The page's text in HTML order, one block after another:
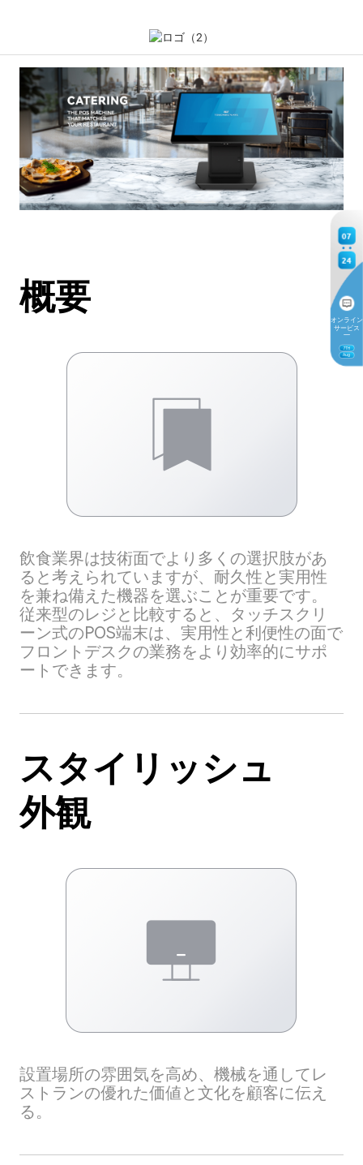
概要
飲食業界は技術面でより多くの選択肢があ
ると考えられていますが、耐久性と実用性
を兼ね備えた機器を選ぶことが重要です。
従来型のレジと比較すると、タッチスクリ
ーン式のPOS端末は、実用性と利便性の面で
フロントデスクの業務をより効率的にサポ
ートできます。
スタイリッシュ
外観
設置場所の雰囲気を高め、機械を通してレ
ストランの優れた価値と文化を顧客に伝え
る。
07
24
オンライン
サービス
7TH
Aug